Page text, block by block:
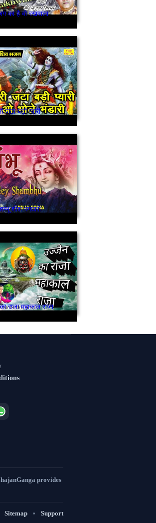
का है वो रखवाला
जटा बड़ी प्यारी
शीश गंगधारी
राजा महाकाल राजा
provides
Sitemap • Support